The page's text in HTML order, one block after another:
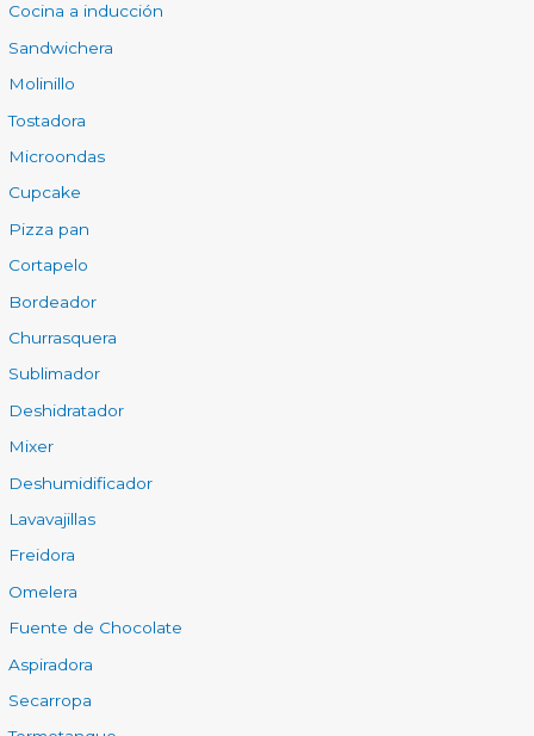
Cocina a inducción
Sandwichera
Molinillo
Tostadora
Microondas
Cupcake
Pizza pan
Cortapelo
Bordeador
Churrasquera
Sublimador
Deshidratador
Mixer
Deshumidificador
Lavavajillas
Freidora
Omelera
Fuente de Chocolate
Aspiradora
Secarropa